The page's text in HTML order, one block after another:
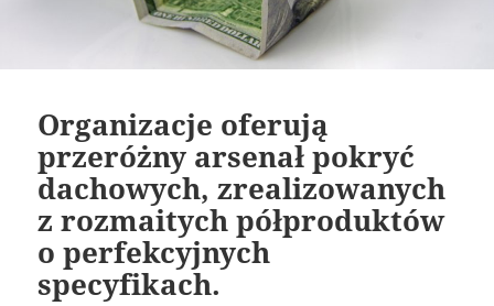
Organizacje oferują
przeróżny arsenał pokryć
dachowych, zrealizowanych
z rozmaitych półproduktów
o perfekcyjnych
specyfikach.